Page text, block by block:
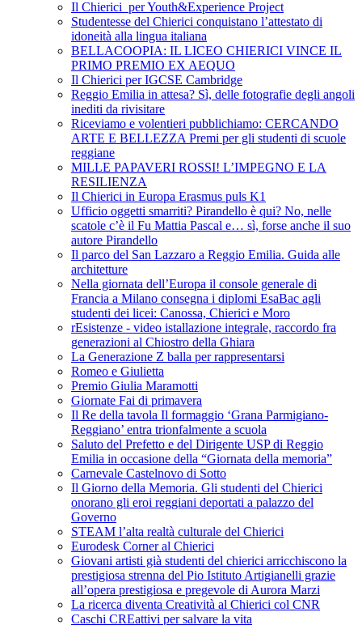
Il Chierici per Youth&Experience Project
Studentesse del Chierici conquistano l’attestato di
idoneità alla lingua italiana
BELLACOOPIA: IL LICEO CHIERICI VINCE IL
PRIMO PREMIO EX AEQUO
Il Chierici per IGCSE Cambridge
Reggio Emilia in attesa? Sì, delle fotografie degli angoli
inediti da rivisitare
Riceviamo e volentieri pubblichiamo: CERCANDO
ARTE E BELLEZZA Premi per gli studenti di scuole
reggiane
MILLE PAPAVERI ROSSI! L’IMPEGNO E LA
RESILIENZA
Il Chierici in Europa Erasmus puls K1
Ufficio oggetti smarriti? Pirandello è qui? No, nelle
scatole c’è il Fu Mattia Pascal e… sì, forse anche il suo
autore Pirandello
Il parco del San Lazzaro a Reggio Emilia. Guida alle
architetture
Nella giornata dell’Europa il console generale di
Francia a Milano consegna i diplomi EsaBac agli
studenti dei licei: Canossa, Chierici e Moro
rEsistenze - video istallazione integrale, raccordo fra
generazioni al Chiostro della Ghiara
La Generazione Z balla per rappresentarsi
Romeo e Giulietta
Premio Giulia Maramotti
Giornate Fai di primavera
Il Re della tavola Il formaggio ‘Grana Parmigiano-
Reggiano’ entra trionfalmente a scuola
Saluto del Prefetto e del Dirigente USP di Reggio
Emilia in occasione della “Giornata della memoria”
Carnevale Castelnovo di Sotto
Il Giorno della Memoria. Gli studenti del Chierici
onorano gli eroi reggiani deportati a palazzo del
Governo
STEAM l’alta realtà culturale del Chierici
Eurodesk Corner al Chierici
Giovani artisti già studenti del chierici arricchiscono la
prestigiosa strenna del Pio Istituto Artigianelli grazie
all’opera prestigiosa e pregevole di Aurora Marzi
La ricerca diventa Creatività al Chierici col CNR
Caschi CREattivi per salvare la vita